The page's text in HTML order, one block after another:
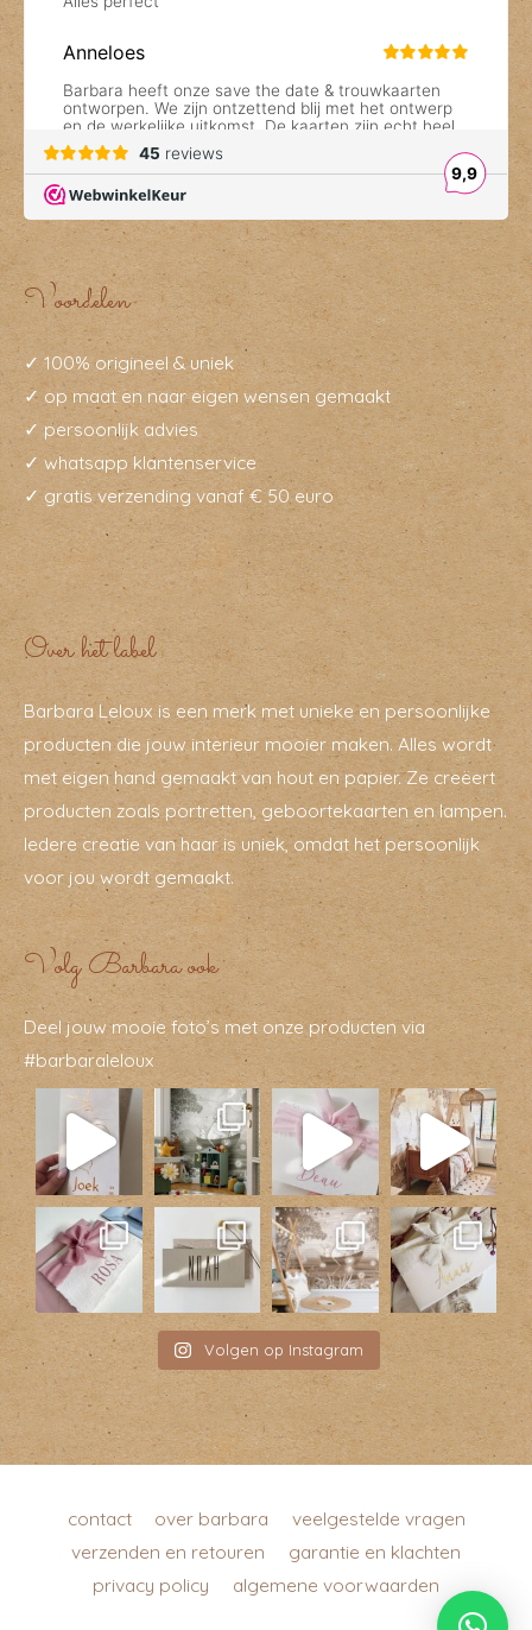
Voordelen
✓ 100% origineel & uniek
✓ op maat en naar eigen wensen gemaakt
✓ persoonlijk advies
✓ whatsapp klantenservice
✓ gratis verzending vanaf € 50 euro
Over het label
Barbara Leloux is een merk met unieke en persoonlijke
producten die jouw interieur mooier maken. Alles wordt
met eigen hand gemaakt van hout en papier. Ze creëert
producten zoals portretten, geboortekaarten en lampen.
Iedere creatie van haar is uniek, omdat het persoonlijk
voor jou wordt gemaakt.
Volg Barbara ook
Deel jouw mooie foto’s met onze producten via
#barbaraleloux
Volgen op Instagram
contact over barbara
veelgestelde vragen
verzenden en retouren
garantie en klachten
privacy policy
algemene voorwaarden